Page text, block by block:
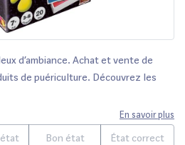
d’ambiance. Achat et vente de
de puériculture. Découvrez les
Vtech ainsi que les grandes
Bébé Confort, Mac Laren,En savoir plus
Bon état État correct